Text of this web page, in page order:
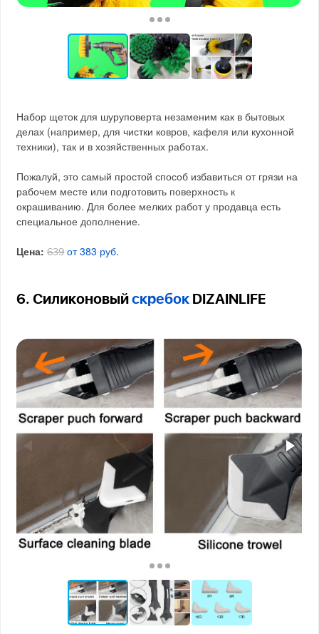
Набор щеток для шуруповерта незаменим как в бытовых
делах (например, для чистки ковров, кафеля или кухонной
техники), так и в хозяйственных работах.
Пожалуй, это самый простой способ избавиться от грязи на
рабочем месте или подготовить поверхность к
окрашиванию. Для более мелких работ у продавца есть
специальное дополнение.
Цена: 639 от 383 руб.
6. Силиконовыйскребок DIZAINLIFE